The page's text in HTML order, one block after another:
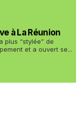
à La Réunion
plus “stylée” de
et a ouvert se...